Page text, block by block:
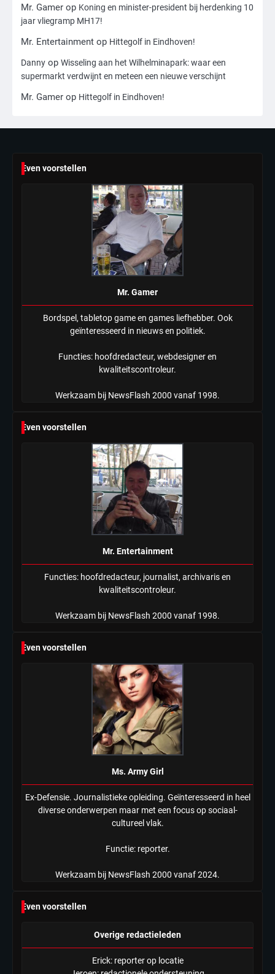
4
Amerikaanse regisseur Rob Reiner en
vrouw dood gevonden in hun huis,
eigen zoon hoofdverdachte
Mr. Gamer
Israël doodt hoogste Hezbollah-leider
meerdere omwonenden
Mr. Gamer
in nieuwe aanpak van begeleiding
kwetsbare inwoners door Siem,
ondanks onrust’
Mr. Gamer
Mr. Gamer op Koning en minister-president bij herdenking 10
jaar vliegramp MH17!
Mr. Entertainment op Hittegolf in Eindhoven!
Danny op Wisseling aan het Wilhelminapark: waar een
supermarkt verdwijnt en meteen een nieuwe verschijnt
Mr. Gamer op Hittegolf in Eindhoven!
Even voorstellen
Mr. Gamer
Bordspel, tabletop game en games liefhebber. Ook
geïnteresseerd in nieuws en politiek.
Functies: hoofdredacteur, webdesigner en
kwaliteitscontroleur.
Werkzaam bij NewsFlash 2000 vanaf 1998.
Even voorstellen
Mr. Entertainment
Functies: hoofdredacteur, journalist, archivaris en
kwaliteitscontroleur.
Werkzaam bij NewsFlash 2000 vanaf 1998.
Even voorstellen
Ms. Army Girl
Ex-Defensie. Journalistieke opleiding. Geïnteresseerd in heel
diverse onderwerpen maar met een focus op sociaal-
cultureel vlak.
Functie: reporter.
Werkzaam bij NewsFlash 2000 vanaf 2024.
Even voorstellen
Overige redactieleden
Erick: reporter op locatie